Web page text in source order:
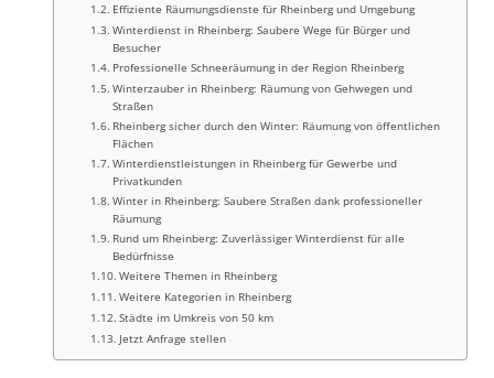
Effiziente Räumungsdienste für Rheinberg und Umgebung
Winterdienst in Rheinberg: Saubere Wege für Bürger und
Besucher
Professionelle Schneeräumung in der Region Rheinberg
Winterzauber in Rheinberg: Räumung von Gehwegen und
Straßen
Rheinberg sicher durch den Winter: Räumung von öffentlichen
Flächen
Winterdienstleistungen in Rheinberg für Gewerbe und
Privatkunden
Winter in Rheinberg: Saubere Straßen dank professioneller
Räumung
Rund um Rheinberg: Zuverlässiger Winterdienst für alle
Bedürfnisse
Weitere Themen in Rheinberg
Weitere Kategorien in Rheinberg
Städte im Umkreis von 50 km
Jetzt Anfrage stellen